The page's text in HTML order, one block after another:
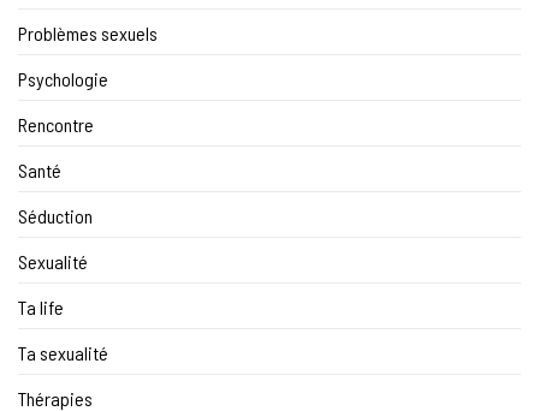
Problèmes sexuels
Psychologie
Rencontre
Santé
Séduction
Sexualité
Ta life
Ta sexualité
Thérapies